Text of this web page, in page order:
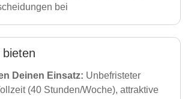
bei
Deinen Einsatz: Unbefristeter
(40 Stunden/Woche), attraktive